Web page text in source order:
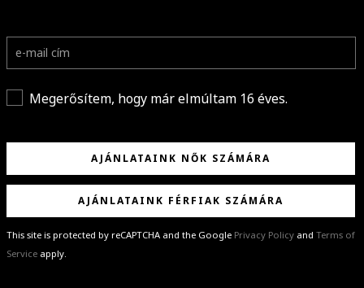
Megerősítem, hogy már elmúltam 16 éves.
AJÁNLATAINK NŐK SZÁMÁRA
AJÁNLATAINK FÉRFIAK SZÁMÁRA
This site is protected by reCAPTCHA and the Google Privacy Policy and Terms of
Service apply.